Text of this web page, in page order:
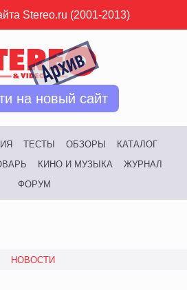
Stereo.ru (2001-2013)
на новый сайт
ТЕСТЫ ОБЗОРЫ
КАТАЛОГ
КИНО И МУЗЫКА
ЖУРНАЛ
ФОРУМ
НОВОСТИ